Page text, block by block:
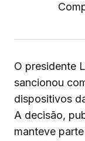
O presidente
sancionou
dispositivos
A decisão,
manteve